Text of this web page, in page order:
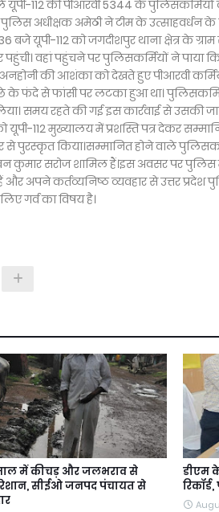
यूपी-112 की पीआरवी 5344 के
पुलिस अधीक्षक अमेठी ने टीम के
यूपी-112 को जगदीशपुर थाना क्षेत्र के
वहां पहुंचने पर पुलिसकर्मियों ने पाया
की आशंका को देखते हुए पीआरवी
के फंदे से फांसी पर लटका हुआ था।
समय रहते की गई इस कार्रवाई से उसकी
112 मुख्यालय में प्रशस्ति पत्र देकर
पुरस्कृत किया।सम्मानित होने वाले
कुमार सरोज शामिल हैं।इस अवसर पर पुलिस
अपने कर्तव्यनिष्ठ व्यवहार से उत्तर प्रदेश
गर्व का विषय है।
में कीचड़ और जलभराव से
सीईओ जनपद पंचायत से
डीएम